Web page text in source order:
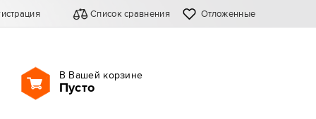
Список сравнения Отложенные
В Вашей корзине
Пусто